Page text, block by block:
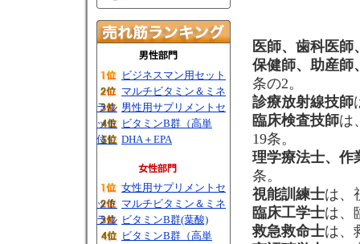
医師、歯科医師
保健師、助産師
条の2。
診療放射線技師
臨床検査技師は
19条。
理学療法士、作
条。
視能訓練士は、
臨床工学士は、
救急救命士は、
ビジネスマン用セット
マルチビタミン＆ミネ
ラル 男性用サプリメントセ
ット ビタミンB群（高単
位） DHA＋EPA
女性用サプリメントセ
ット マルチビタミン＆ミネ
ラル ビタミンB群(葉酸)
ビタミンB群（高単